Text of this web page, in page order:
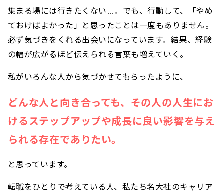
集まる場には行きたくない…。でも、行動して、「やめ
ておけばよかった」と思ったことは一度もありません。
必ず気づきをくれる出会いになっています。結果、経験
の幅が広がるほど伝えられる言葉も増えていく。
私がいろんな人から気づかせてもらったように、
どんな人と向き合っても、その人の人生にお
けるステップアップや成長に良い影響を与え
られる存在でありたい。
と思っています。
転職をひとりで考えている人、私たち名大社のキャリア